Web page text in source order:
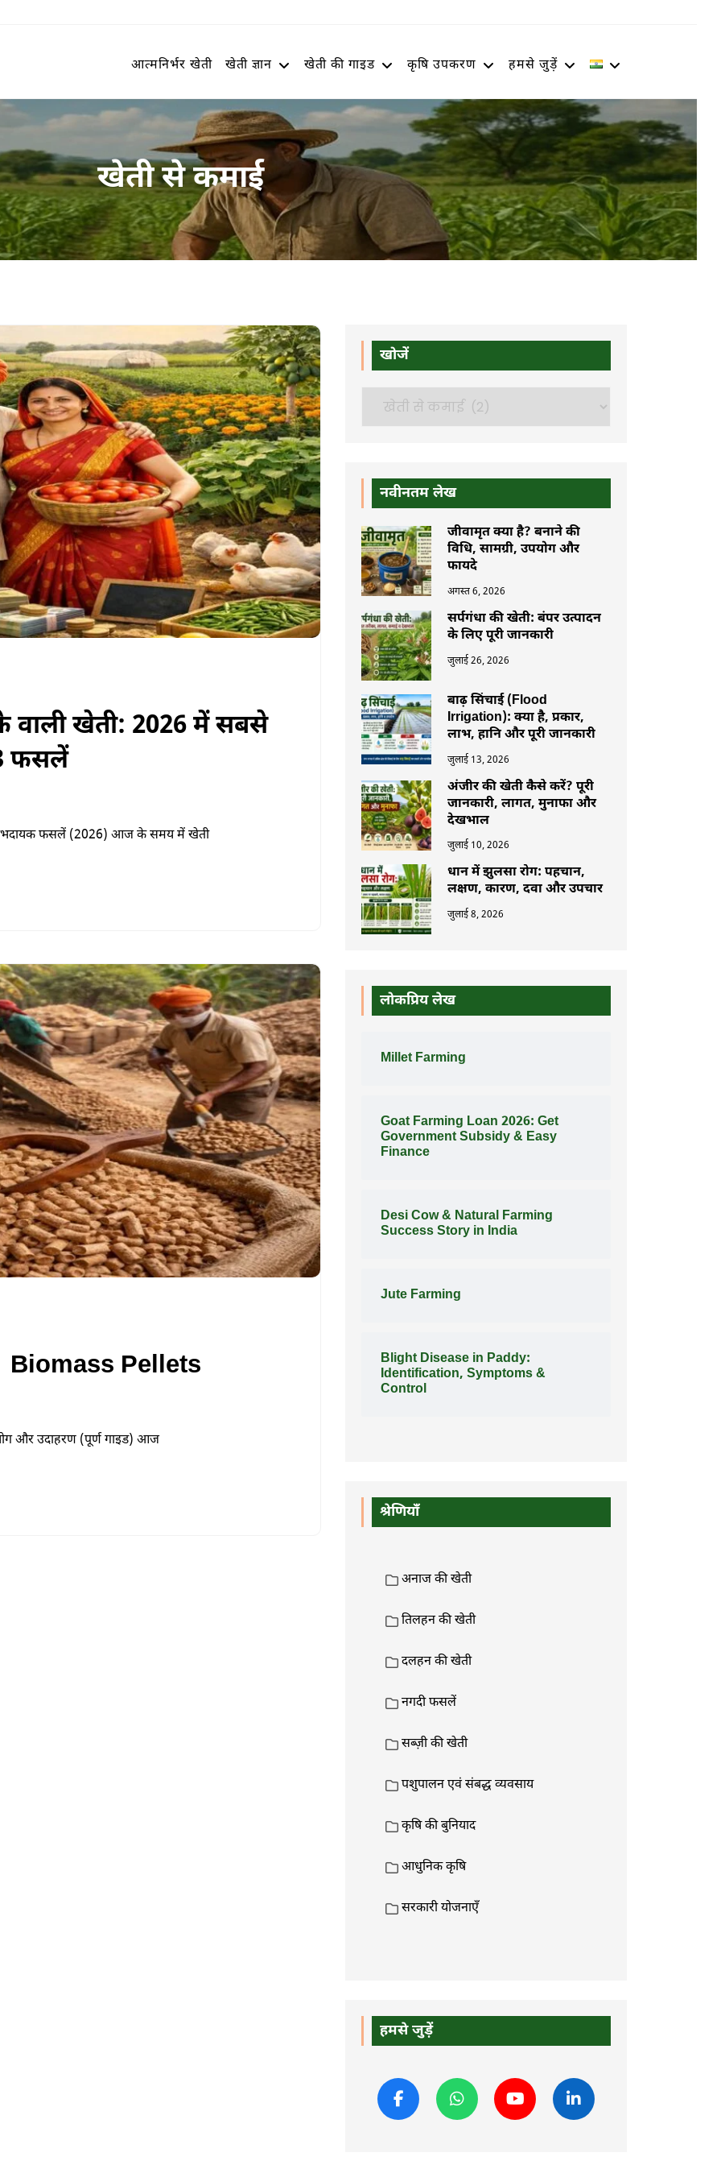
आत्मनिर्भर खेती खेती ज्ञान खेती की गाइड कृषि उपकरण हमसे जुड़ें
खेती से कमाई
वाली खेती: 2026 में सबसे
फसलें
फसलें (2026) आज के समय में खेती
Biomass Pellets
और उदाहरण (पूर्ण गाइड) आज
खोजें
नवीनतम लेख
जीवामृत क्या है? बनाने की
विधि, सामग्री, उपयोग और
फायदे
अगस्त 6, 2026
सर्पगंधा की खेती: बंपर उत्पादन
के लिए पूरी जानकारी
जुलाई 26, 2026
बाढ़ सिंचाई (Flood
Irrigation): क्या है, प्रकार,
लाभ, हानि और पूरी जानकारी
जुलाई 13, 2026
अंजीर की खेती कैसे करें? पूरी
जानकारी, लागत, मुनाफा और
देखभाल
जुलाई 10, 2026
धान में झुलसा रोग: पहचान,
लक्षण, कारण, दवा और उपचार
जुलाई 8, 2026
लोकप्रिय लेख
Millet Farming
Goat Farming Loan 2026: Get
Government Subsidy & Easy
Finance
Desi Cow & Natural Farming
Success Story in India
Jute Farming
Blight Disease in Paddy:
Identification, Symptoms &
Control
श्रेणियाँ
अनाज की खेती
तिलहन की खेती
दलहन की खेती
नगदी फसलें
सब्ज़ी की खेती
पशुपालन एवं संबद्ध व्यवसाय
कृषि की बुनियाद
आधुनिक कृषि
सरकारी योजनाएँ
हमसे जुड़ें